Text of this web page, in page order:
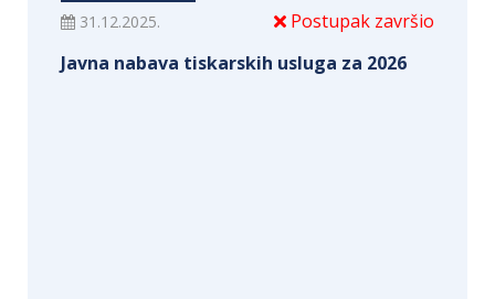
31.12.2025.
Postupak završio
Javna nabava tiskarskih usluga za 2026